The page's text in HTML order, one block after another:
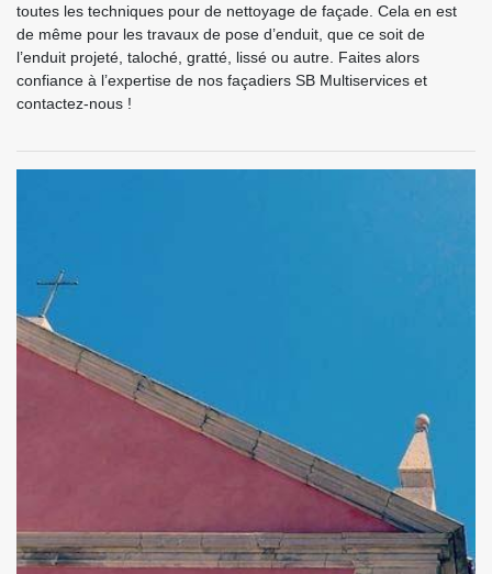
toutes les techniques pour de nettoyage de façade. Cela en est
de même pour les travaux de pose d’enduit, que ce soit de
l’enduit projeté, taloché, gratté, lissé ou autre. Faites alors
confiance à l’expertise de nos façadiers SB Multiservices et
contactez-nous !